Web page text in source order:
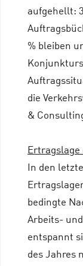
aufgehellt:
% bleiben
die
&
In den
bedingte
Arbeits-
entspannt
des Jahres